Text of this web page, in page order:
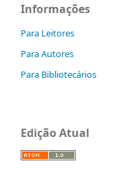
Informações
Para Leitores
Para Autores
Para Bibliotecários
Edição Atual